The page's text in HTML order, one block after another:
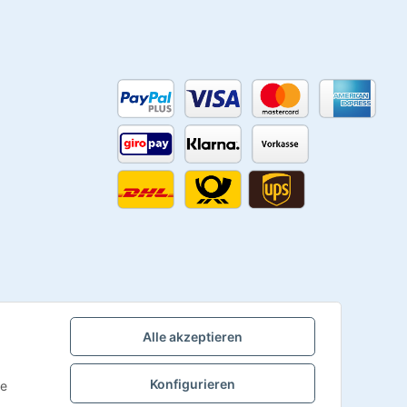
Alle akzeptieren
Konfigurieren